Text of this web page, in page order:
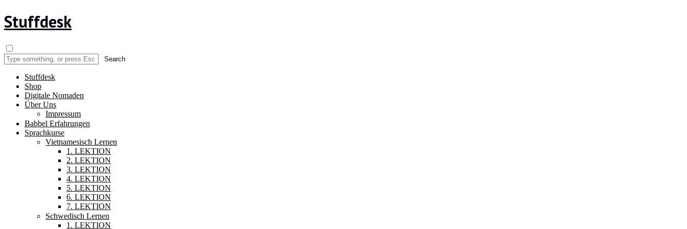
Stuffdesk
Stuffdesk
Shop
Digitale Nomaden
Über Uns
Impressum
Babbel Erfahrungen
Sprachkurse
Vietnamesisch Lernen
1. LEKTION
2. LEKTION
3. LEKTION
4. LEKTION
5. LEKTION
6. LEKTION
7. LEKTION
Schwedisch Lernen
1. LEKTION